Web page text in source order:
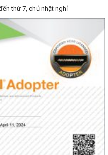
thứ 7, chủ nhật nghỉ